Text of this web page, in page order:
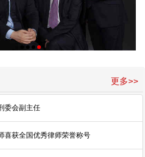
更多>>
委会副主任
喜获全国优秀律师荣誉称号